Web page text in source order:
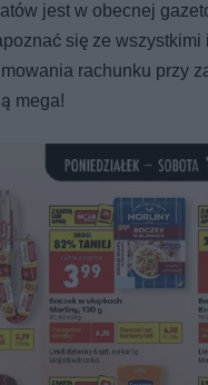
jest w obecnej
się ze wszystkimi
rachunku przy
mega!